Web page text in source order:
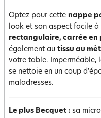
Optez pour cette nappe
look et son aspect facile à
rectangulaire, carrée en
également au tissu au
votre table. Imperméable,
se nettoie en un coup
maladresses.
Le plus Becquet : sa